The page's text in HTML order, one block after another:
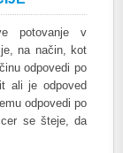
potovanje v
na način, kot
odpovedi po
ali je odpoved
odpovedi po
se šteje, da